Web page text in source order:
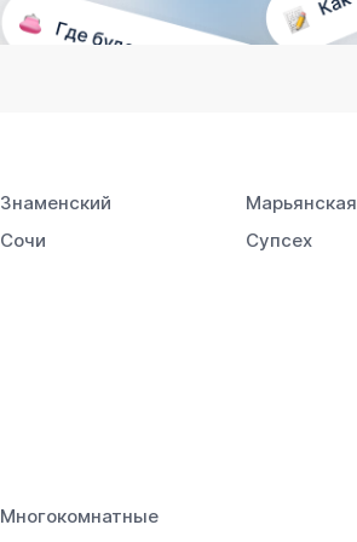
Знаменский
Марьянская
Сочи
Супсех
Многокомнатные